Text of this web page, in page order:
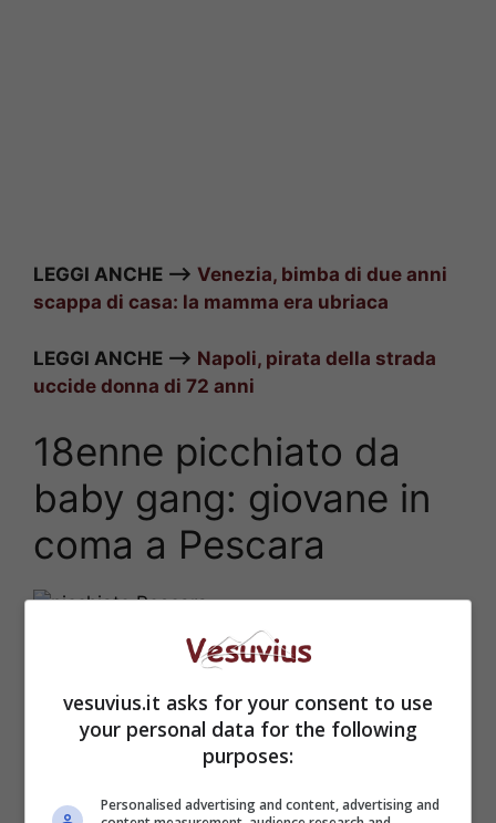
LEGGI ANCHE –> Venezia, bimba di due anni
scappa di casa: la mamma era ubriaca
LEGGI ANCHE –> Napoli, pirata della strada
uccide donna di 72 anni
18enne picchiato da
baby gang: giovane in
coma a Pescara
vesuvius.it asks for your consent to use
your personal data for the following
purposes:
Personalised advertising and content, advertising and